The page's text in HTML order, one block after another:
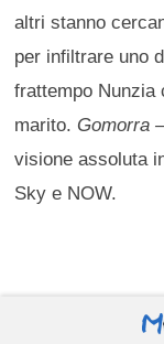
altri stanno
per infiltrare uno
frattempo Nunzia
marito. Gomorra
visione assoluta
Sky e NOW.